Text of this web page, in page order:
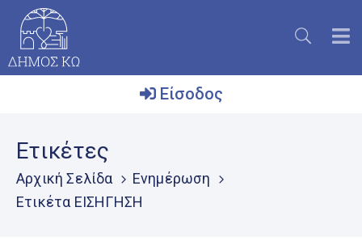
Δήμος
Το
Νησί
Είσοδος
Ετικέτες
Αρχική Σελίδα
Ενημέρωση
Ετικέτα ΕΙΣΗΓΗΣΗ